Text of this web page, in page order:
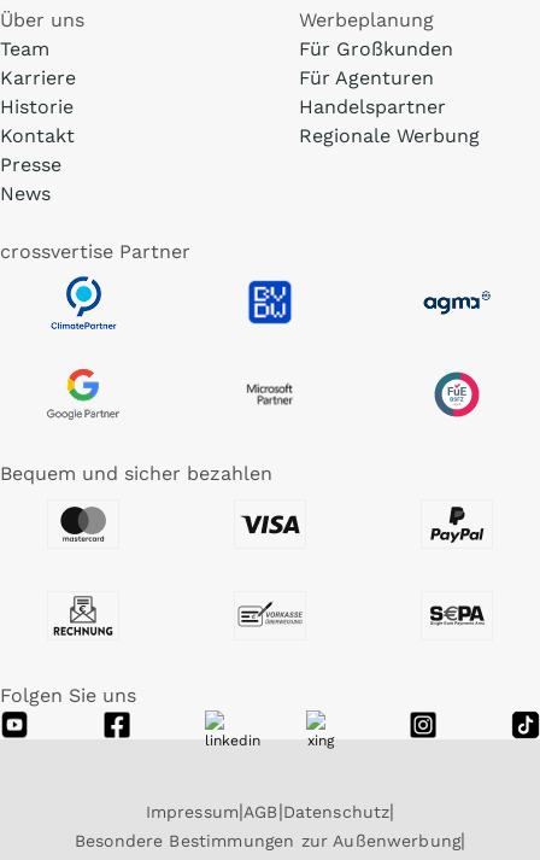
Über uns
Team
Karriere
Historie
Kontakt
Presse
News
Werbeplanung
Für Großkunden
Für Agenturen
Handelspartner
Regionale Werbung
crossvertise Partner
Bequem und sicher bezahlen
Folgen Sie uns
Impressum AGB Datenschutz
Besondere Bestimmungen zur Außenwerbung